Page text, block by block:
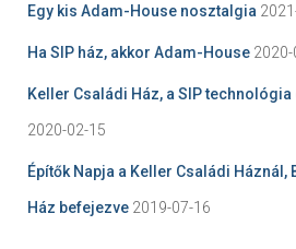
Egy kis Adam-House nosztalgia
Ha SIP ház, akkor Adam-House
Keller Családi Ház, a SIP
2020-02-15
Építők Napja a Keller Családi
Ház befejezve 2019-07-16